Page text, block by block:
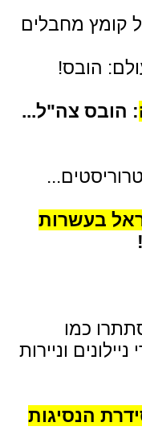
מול קומץ מחבלים
הובס!
: הובס צה"ל...
ישראל בעשרות
כמו
וניירות
הנסיגות